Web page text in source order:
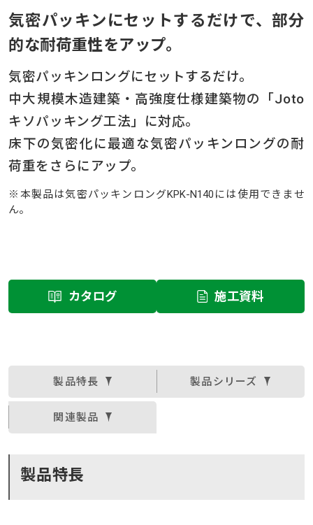
気密パッキンにセットするだけで、部分
的な耐荷重性をアップ。
気密パッキンロングにセットするだけ。
中大規模木造建築・高強度仕様建築物の「Joto
キソパッキング工法」に対応。
床下の気密化に最適な気密パッキンロングの耐
荷重をさらにアップ。
※本製品は気密パッキンロングKPK-N140には使用できませ
ん。
カタログ 施工資料
製品特長 製品シリーズ
関連製品
製品特長